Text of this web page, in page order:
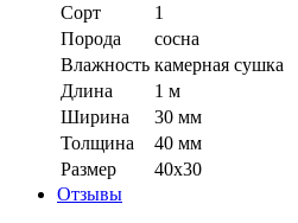
Сорт
1
Порода
сосна
Влажность камерная сушка
Длина
1 м
Ширина
30 мм
Толщина
40 мм
Размер
40х30
Отзывы